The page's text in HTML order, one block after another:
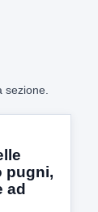
pugni,
ad